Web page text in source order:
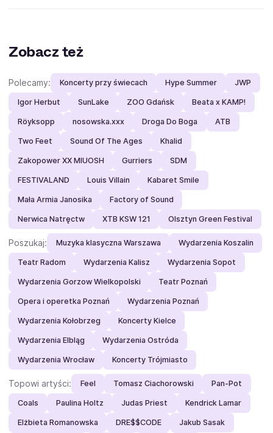
Zobacz też
Polecamy: Koncerty przy świecach Hype Summer JWP
Igor Herbut SunLake ZOO Gdańsk Beata x KAMP!
Röyksopp nosowska.xxx Droga Do Boga ATB
Two Feet Sound Of The Ages Khalid
Zakopower XX MIUOSH Gurriers SDM
FESTIVALAND Louis Villain Kabaret Smile
Mała Armia Janosika Factory of Sound
Nerwica Natręctw XTB KSW 121 Olsztyn Green Festival
Poszukaj: Muzyka klasyczna Warszawa Wydarzenia Koszalin
Teatr Radom Wydarzenia Kalisz Wydarzenia Sopot
Wydarzenia Gorzow Wielkopolski Teatr Poznań
Opera i operetka Poznań Wydarzenia Poznań
Wydarzenia Kołobrzeg Koncerty Kielce
Wydarzenia Elbląg Wydarzenia Ostróda
Wydarzenia Wrocław Koncerty Trójmiasto
Topowi artyści: Feel Tomasz Ciachorowski Pan-Pot
Coals Paulina Holtz Judas Priest Kendrick Lamar
Elżbieta Romanowska DRE$$CODE Jakub Sasak